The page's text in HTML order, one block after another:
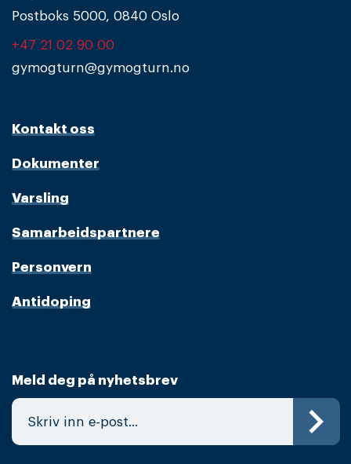
Postboks 5000, 0840 Oslo
+47 21 02 90 00
gymogturn@gymogturn.no
Kontakt oss
Dokumenter
Varsling
Samarbeidspartnere
Personvern
Antidoping
Meld deg på nyhetsbrev